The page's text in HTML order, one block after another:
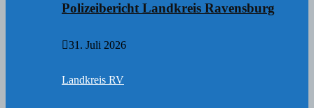
Polizeibericht Landkreis Ravensburg
31. Juli 2026
Landkreis RV